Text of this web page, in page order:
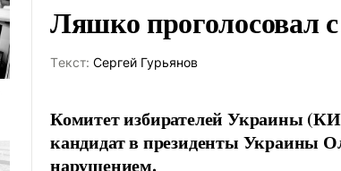
Ляшко проголосовал
Tекст: Сергей Гурьянов
Комитет избирателей Украины
кандидат в президенты Украины
нарушением.